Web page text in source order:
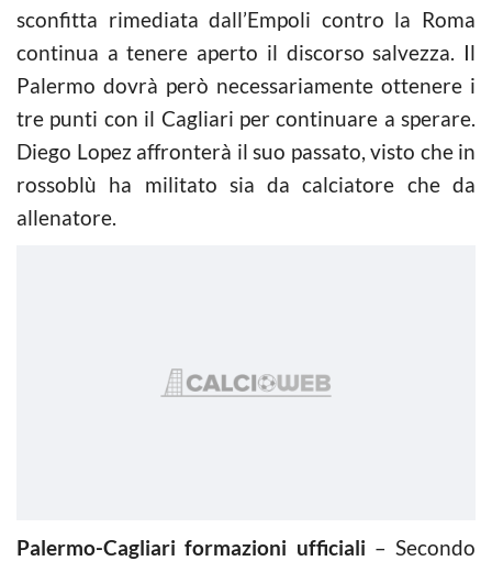
sconfitta rimediata dall’Empoli contro la Roma
continua a tenere aperto il discorso salvezza. Il
Palermo dovrà però necessariamente ottenere i
tre punti con il Cagliari per continuare a sperare.
Diego Lopez affronterà il suo passato, visto che in
rossoblù ha militato sia da calciatore che da
allenatore.
Palermo-Cagliari formazioni ufficiali – Secondo